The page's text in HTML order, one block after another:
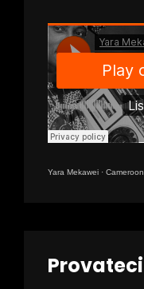
Yara Mekawei · Cameroon
Provateci